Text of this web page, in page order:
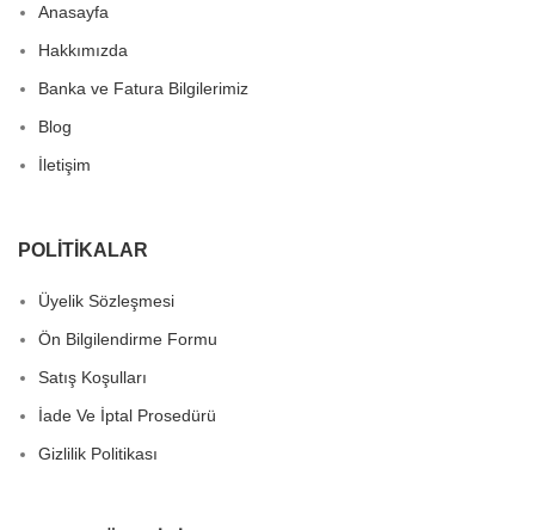
Anasayfa
Hakkımızda
Banka ve Fatura Bilgilerimiz
Blog
İletişim
POLITIKALAR
Üyelik Sözleşmesi
Ön Bilgilendirme Formu
Satış Koşulları
İade Ve İptal Prosedürü
Gizlilik Politikası